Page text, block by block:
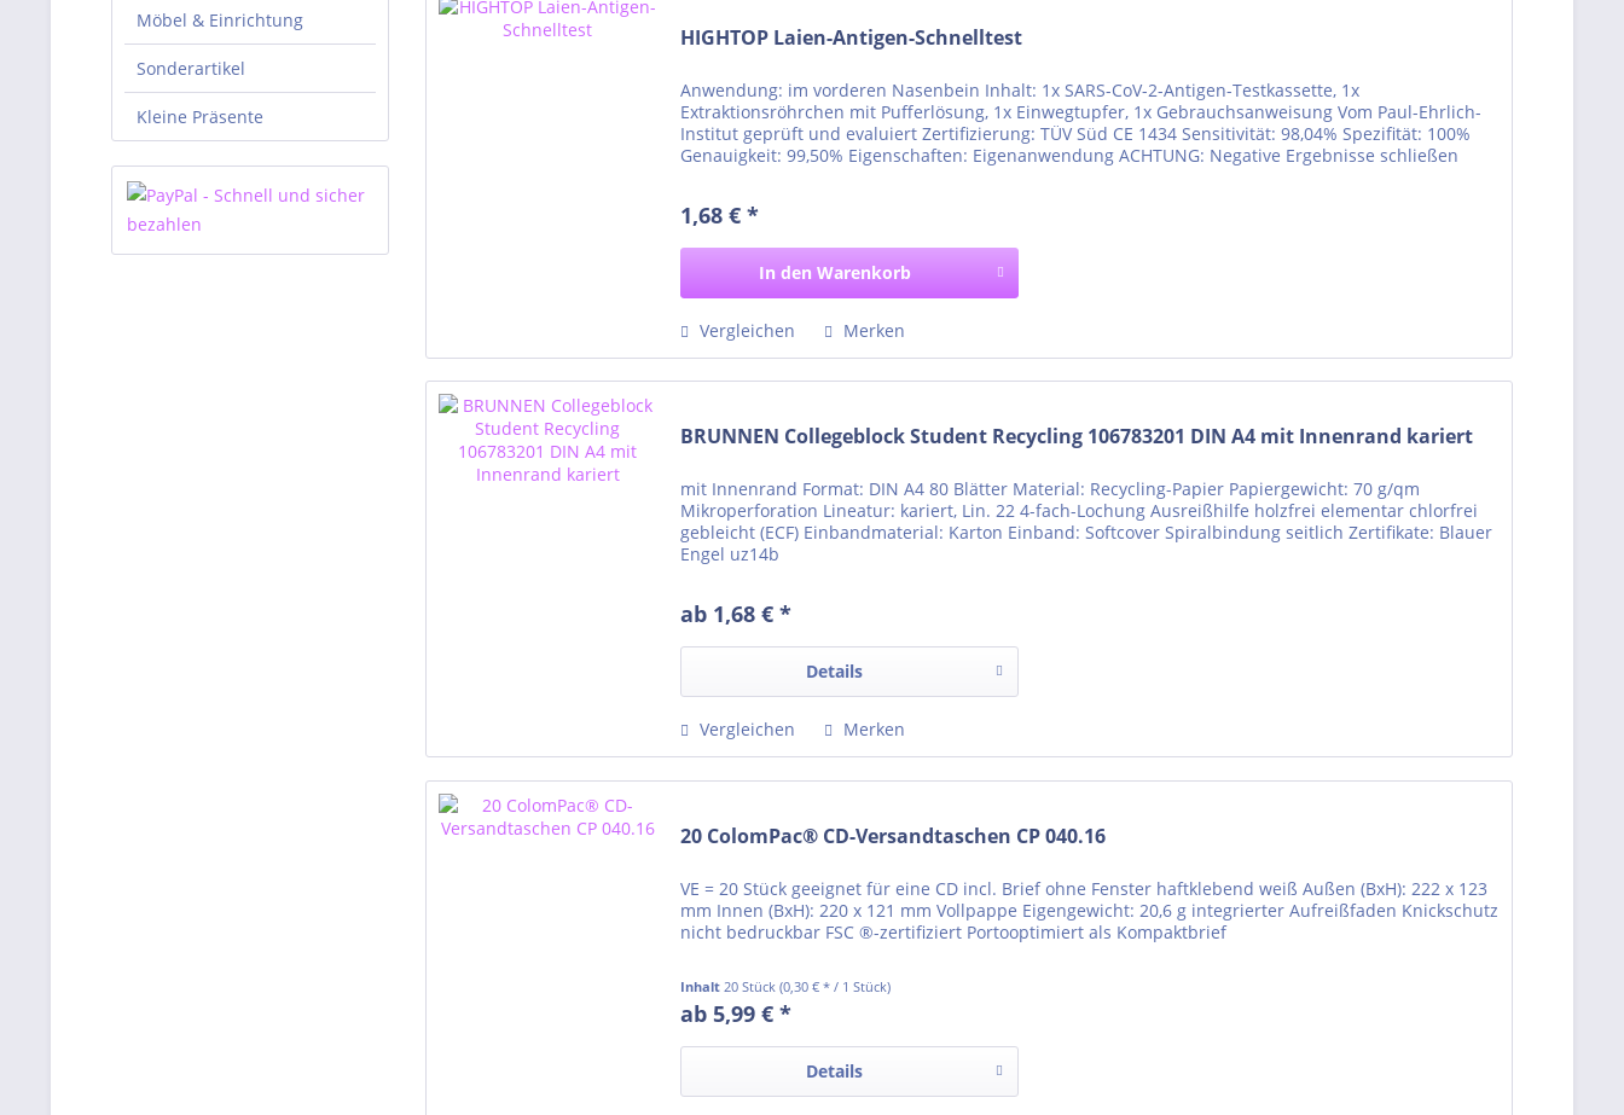
Möbel & Einrichtung
Sonderartikel
Kleine Präsente
HIGHTOP Laien-Antigen-Schnelltest
Anwendung: im vorderen Nasenbein Inhalt: 1x SARS-CoV-2-Antigen-Testkassette, 1x
Extraktionsröhrchen mit Pufferlösung, 1x Einwegtupfer, 1x Gebrauchsanweisung Vom Paul-Ehrlich-
Institut geprüft und evaluiert Zertifizierung: TÜV Süd CE 1434 Sensitivität: 98,04% Spezifität: 100%
Genauigkeit: 99,50% Eigenschaften: Eigenanwendung ACHTUNG: Negative Ergebnisse schließen
1,68 € *
In den Warenkorb
Vergleichen Merken
BRUNNEN Collegeblock Student Recycling 106783201 DIN A4 mit Innenrand kariert
mit Innenrand Format: DIN A4 80 Blätter Material: Recycling-Papier Papiergewicht: 70 g/qm
Mikroperforation Lineatur: kariert, Lin. 22 4-fach-Lochung Ausreißhilfe holzfrei elementar chlorfrei
gebleicht (ECF) Einbandmaterial: Karton Einband: Softcover Spiralbindung seitlich Zertifikate: Blauer
Engel uz14b
ab 1,68 € *
Details
Vergleichen Merken
20 ColomPac® CD-Versandtaschen CP 040.16
VE = 20 Stück geeignet für eine CD incl. Brief ohne Fenster haftklebend weiß Außen (BxH): 222 x 123
mm Innen (BxH): 220 x 121 mm Vollpappe Eigengewicht: 20,6 g integrierter Aufreißfaden Knickschutz
nicht bedruckbar FSC ®-zertifiziert Portooptimiert als Kompaktbrief
Inhalt 20 Stück(0,30 € * / 1 Stück)
ab 5,99 € *
Details